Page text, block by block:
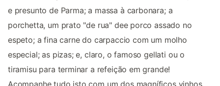
e presunto de Parma; a massa à carbonara; a
porchetta, um prato "de rua" dee porco assado no
espeto; a fina carne do carpaccio com um molho
especial; as pizas; e, claro, o famoso gellati ou o
tiramisu para terminar a refeição em grande!